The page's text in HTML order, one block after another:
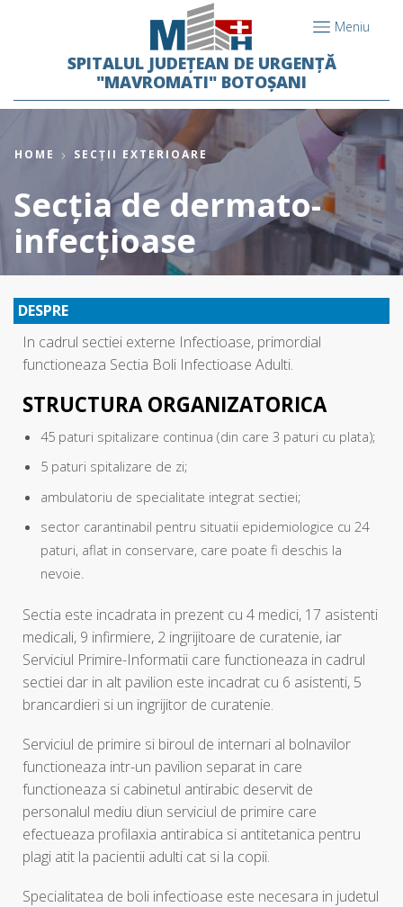
Meniu
SPITALUL JUDEȚEAN DE URGENȚĂ
"MAVROMATI" BOTOȘANI
HOME SECȚII EXTERIOARE
Secția de dermato-
infecțioase
DESPRE
In cadrul sectiei externe Infectioase, primordial
functioneaza Sectia Boli Infectioase Adulti.
STRUCTURA ORGANIZATORICA
45 paturi spitalizare continua (din care 3 paturi cu plata);
5 paturi spitalizare de zi;
ambulatoriu de specialitate integrat sectiei;
sector carantinabil pentru situatii epidemiologice cu 24
paturi, aflat in conservare, care poate fi deschis la
nevoie.
Sectia este incadrata in prezent cu 4 medici, 17 asistenti
medicali, 9 infirmiere, 2 ingrijitoare de curatenie, iar
Serviciul Primire-Informatii care functioneaza in cadrul
sectiei dar in alt pavilion este incadrat cu 6 asistenti, 5
brancardieri si un ingrijitor de curatenie.
Serviciul de primire si biroul de internari al bolnavilor
functioneaza intr-un pavilion separat in care
functioneaza si cabinetul antirabic deservit de
personalul mediu diun serviciul de primire care
efectueaza profilaxia antirabica si antitetanica pentru
plagi atit la pacientii adulti cat si la copii.
Specialitatea de boli infectioase este necesara in judetul